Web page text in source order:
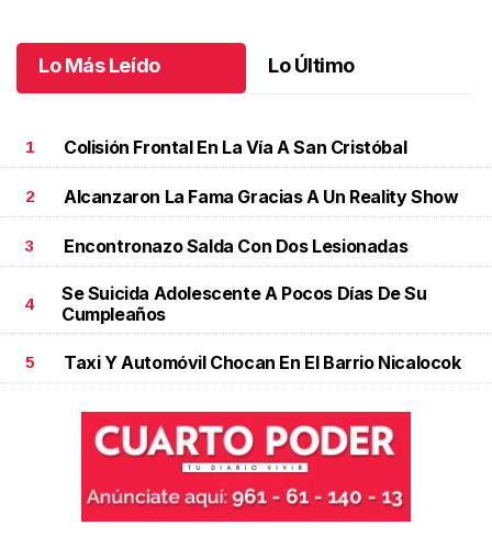
Lo Más Leído Lo Último
1 Colisión Frontal En La Vía A San Cristóbal
2 Alcanzaron La Fama Gracias A Un Reality Show
3 Encontronazo Salda Con Dos Lesionadas
4
Se Suicida Adolescente A Pocos Días De Su
Cumpleaños
5 Taxi Y Automóvil Chocan En El Barrio Nicalocok